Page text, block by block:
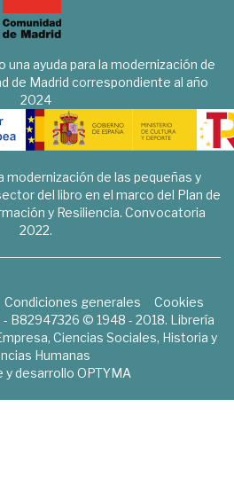
una ayuda para la modernización de
de Madrid correspondiente al año
2024
modernización de las pequeñas y
del libro en el marco del Plan de
y Resiliencia. Convocatoria
2022.
Condiciones generales
Cookies
- B82947326 © 1948 - 2018. Librería
Ciencias Sociales, Historia y
Humanas
y desarrollo OPTYMA